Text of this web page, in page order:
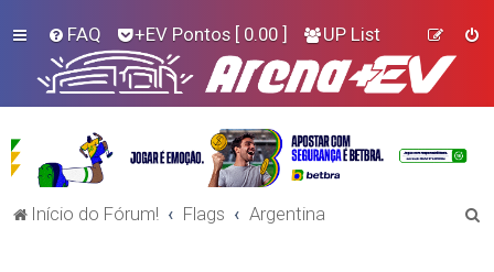
FAQ +EV Pontos [ 0.00 ] UP List
Início do Fórum! Flags Argentina